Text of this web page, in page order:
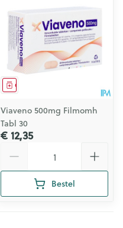
Geneesmiddel
Viaveno 500mg Filmomh
Tabl 30
€ 12,35
Bestel